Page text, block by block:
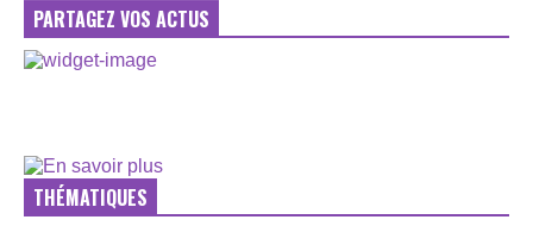
PARTAGEZ VOS ACTUS
THÉMATIQUES